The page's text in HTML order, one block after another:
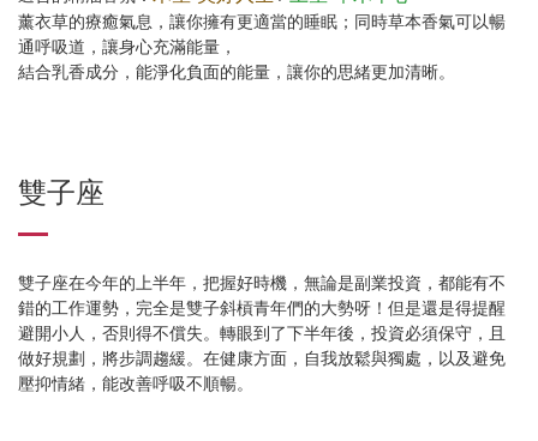
薰衣草的療癒氣息，讓你擁有更適當的睡眠；同時草本香氣可以暢
通呼吸道，讓身心充滿能量，
結合乳香成分，能淨化負面的能量，讓你的思緒更加清晰。
雙子座
雙子座在今年的上半年，把握好時機，無論是副業投資，都能有不
錯的工作運勢，完全是雙子斜槓青年們的大勢呀！但是還是得提醒
避開小人，否則得不償失。轉眼到了下半年後，投資必須保守，且
做好規劃，將步調趨緩。在健康方面，自我放鬆與獨處，以及避免
壓抑情緒，能改善呼吸不順暢。